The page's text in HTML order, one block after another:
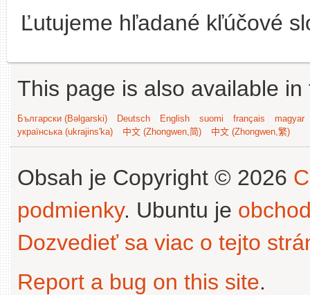
Ľutujeme hľadané kľúčové
This page is also available
Български (Bəlgarski) Deutsch English suomi français
magyar
українська (ukrajins'ka)
中文 (Zhongwen,简) 中文 (Zhongwen,繁)
Obsah je Copyright © 2026
podmienky. Ubuntu je
Dozvedieť sa viac o tejto
Report a bug on this site.